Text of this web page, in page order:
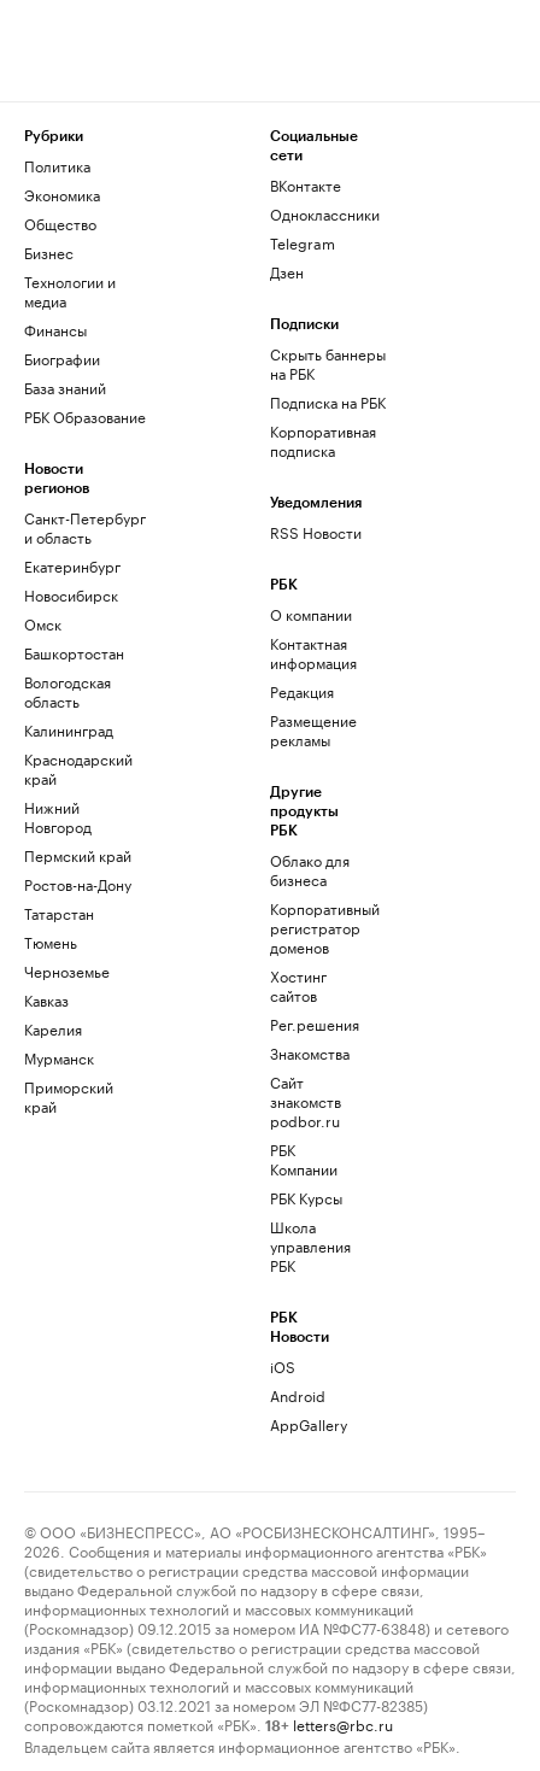
Рубрики
Политика
Экономика
Общество
Бизнес
Технологии и
медиа
Финансы
Биографии
База знаний
РБК Образование
Новости
регионов
Санкт-Петербург
и область
Екатеринбург
Новосибирск
Омск
Башкортостан
Вологодская
область
Калининград
Краснодарский
край
Нижний
Новгород
Пермский край
Ростов-на-Дону
Татарстан
Тюмень
Черноземье
Кавказ
Карелия
Мурманск
Приморский
край
Социальные
сети
ВКонтакте
Одноклассники
Telegram
Дзен
Подписки
Скрыть баннеры
на РБК
Подписка на РБК
Корпоративная
подписка
Уведомления
RSS Новости
РБК
О компании
Контактная
информация
Редакция
Размещение
рекламы
Другие
продукты
РБК
Облако для
бизнеса
Корпоративный
регистратор
доменов
Хостинг
сайтов
Рег.решения
Знакомства
Сайт
знакомств
podbor.ru
РБК
Компании
РБК Курсы
Школа
управления
РБК
РБК
Новости
iOS
Android
AppGallery
© ООО «БИЗНЕСПРЕСС», АО «РОСБИЗНЕСКОНСАЛТИНГ», 1995–
2026. Сообщения и материалы информационного агентства «РБК»
(свидетельство о регистрации средства массовой информации
выдано Федеральной службой по надзору в сфере связи,
информационных технологий и массовых коммуникаций
(Роскомнадзор) 09.12.2015 за номером ИА №ФС77-63848) и сетевого
издания «РБК» (свидетельство о регистрации средства массовой
информации выдано Федеральной службой по надзору в сфере связи,
информационных технологий и массовых коммуникаций
(Роскомнадзор) 03.12.2021 за номером ЭЛ №ФС77-82385)
сопровождаются пометкой «РБК».
18+ letters@rbc.ru
Владельцем сайта является информационное агентство «РБК».